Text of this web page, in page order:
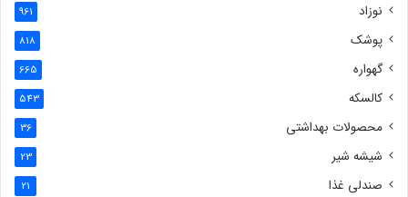
نوزاد 961
پوشک 818
گهواره 665
کالسکه 543
محصولات بهداشتی 36
شیشه شیر 23
صندلی غذا 21